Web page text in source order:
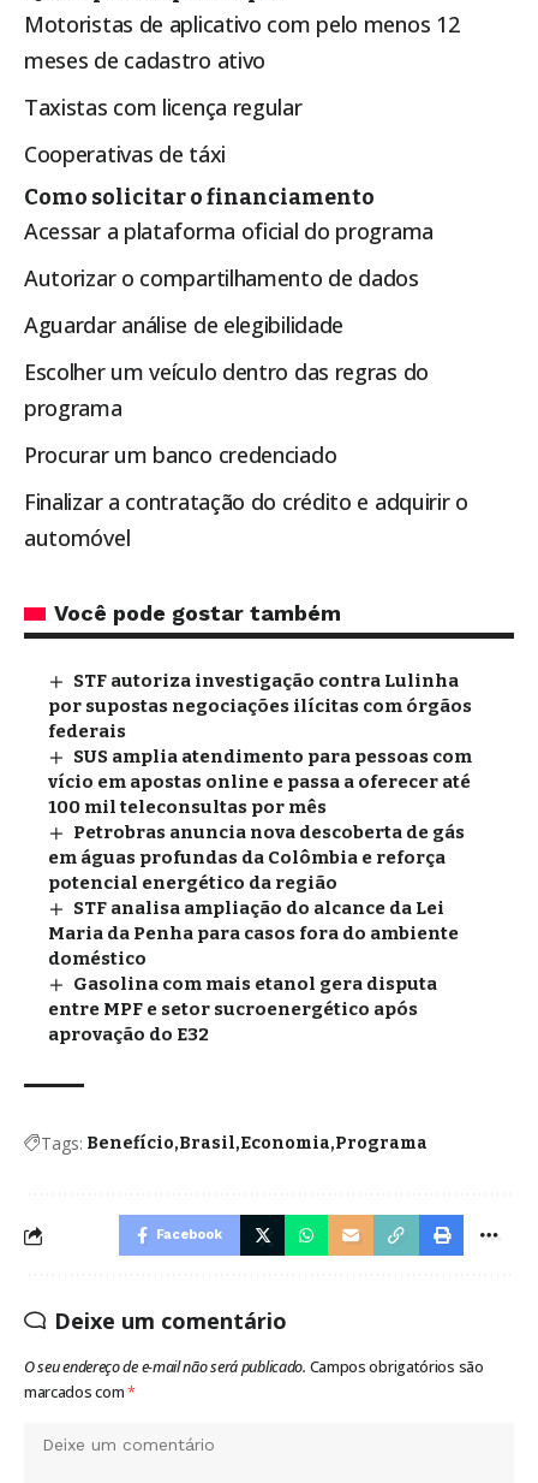
Motoristas de aplicativo com pelo menos 12
meses de cadastro ativo
Taxistas com licença regular
Cooperativas de táxi
Como solicitar o financiamento
Acessar a plataforma oficial do programa
Autorizar o compartilhamento de dados
Aguardar análise de elegibilidade
Escolher um veículo dentro das regras do
programa
Procurar um banco credenciado
Finalizar a contratação do crédito e adquirir o
automóvel
Você pode gostar também
STF autoriza investigação contra Lulinha
por supostas negociações ilícitas com órgãos
federais
SUS amplia atendimento para pessoas com
vício em apostas online e passa a oferecer até
100 mil teleconsultas por mês
Petrobras anuncia nova descoberta de gás
em águas profundas da Colômbia e reforça
potencial energético da região
STF analisa ampliação do alcance da Lei
Maria da Penha para casos fora do ambiente
doméstico
Gasolina com mais etanol gera disputa
entre MPF e setor sucroenergético após
aprovação do E32
Tags: Benefício Brasil Economia Programa
Facebook
Deixe um comentário
O seu endereço de e-mail não será publicado. Campos obrigatórios são
marcados com*